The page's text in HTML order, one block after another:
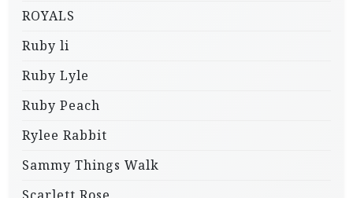
ROYALS
Ruby li
Ruby Lyle
Ruby Peach
Rylee Rabbit
Sammy Things Walk